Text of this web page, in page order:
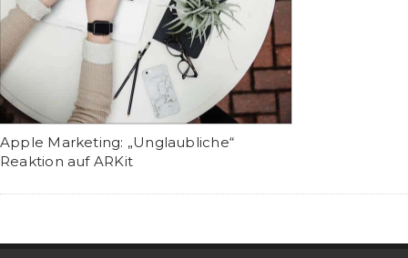
Apple Marketing: „Unglaubliche“
Reaktion auf ARKit